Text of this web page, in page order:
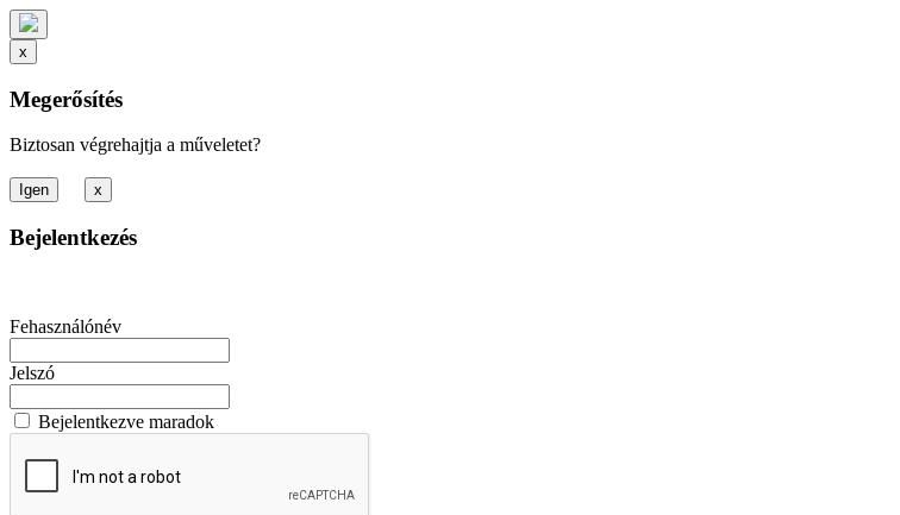
x
Megerősítés
Biztosan végrehajtja a műveletet?
x
Bejelentkezés
Fehasználónév
Jelszó
Bejelentkezve maradok